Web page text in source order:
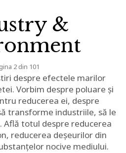
&
2 din 101
despre efectele marilor
Vorbim despre poluare și
reducerea ei, despre
transforme industriile, să le
Află totul despre reducerea
reducerea deșeurilor din
nocive mediului.